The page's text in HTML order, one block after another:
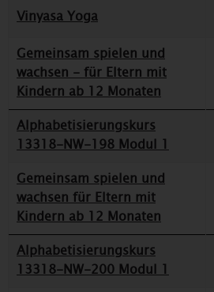
Vinyasa Yoga
Gemeinsam spielen und
wachsen - für Eltern mit
Kindern ab 12 Monaten
Alphabetisierungskurs
13318-NW-198 Modul 1
Gemeinsam spielen und
wachsen für Eltern mit
Kindern ab 12 Monaten
Alphabetisierungskurs
13318-NW-200 Modul 1